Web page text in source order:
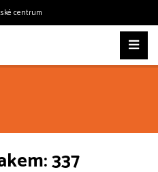
centrum
337